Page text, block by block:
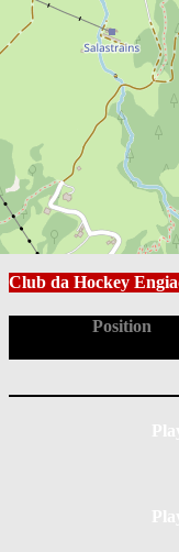
Mannschaft
EHC St. Moritz
Club da Hockey
EHC St. Moritz
Club da Hockey
Position